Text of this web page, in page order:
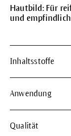
Hautbild: Für
und
Inhaltsstoffe
Anwendung
Qualität